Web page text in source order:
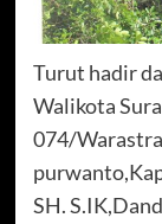
Turut hadir
Walikota
074/
SH.